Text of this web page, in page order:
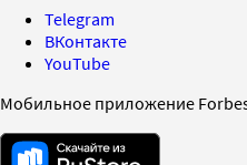
Telegram
ВКонтакте
YouTube
Мобильное приложение